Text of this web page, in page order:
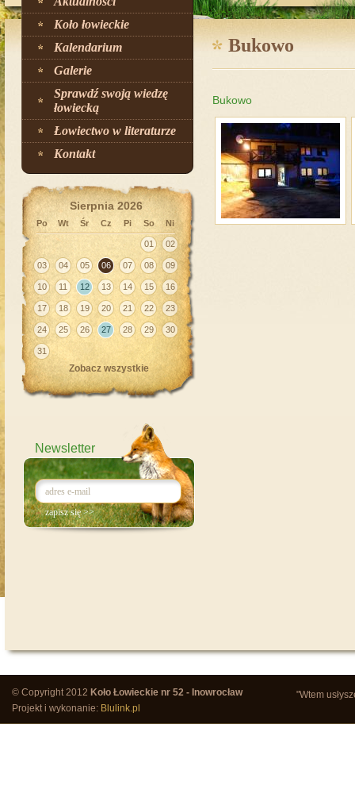
Koło łowieckie
Kalendarium
Galerie
Sprawdź swoją wiedzę
łowiecką
Łowiectwo w literaturze
Kontakt
Sierpnia 2026
Po Wt Śr Cz Pi So Ni
01 02
03 04 05 06 07 08 09
10 11 12 13 14 15 16
17 18 19 20 21 22 23
24 25 26 27 28 29 30
31
Zobacz wszystkie
Newsletter
Bukowo
Bukowo
"Wtem
© Copyright 2012 Koło Łowieckie nr 52 - Inowrocław
Projekt i wykonanie: Blulink.pl